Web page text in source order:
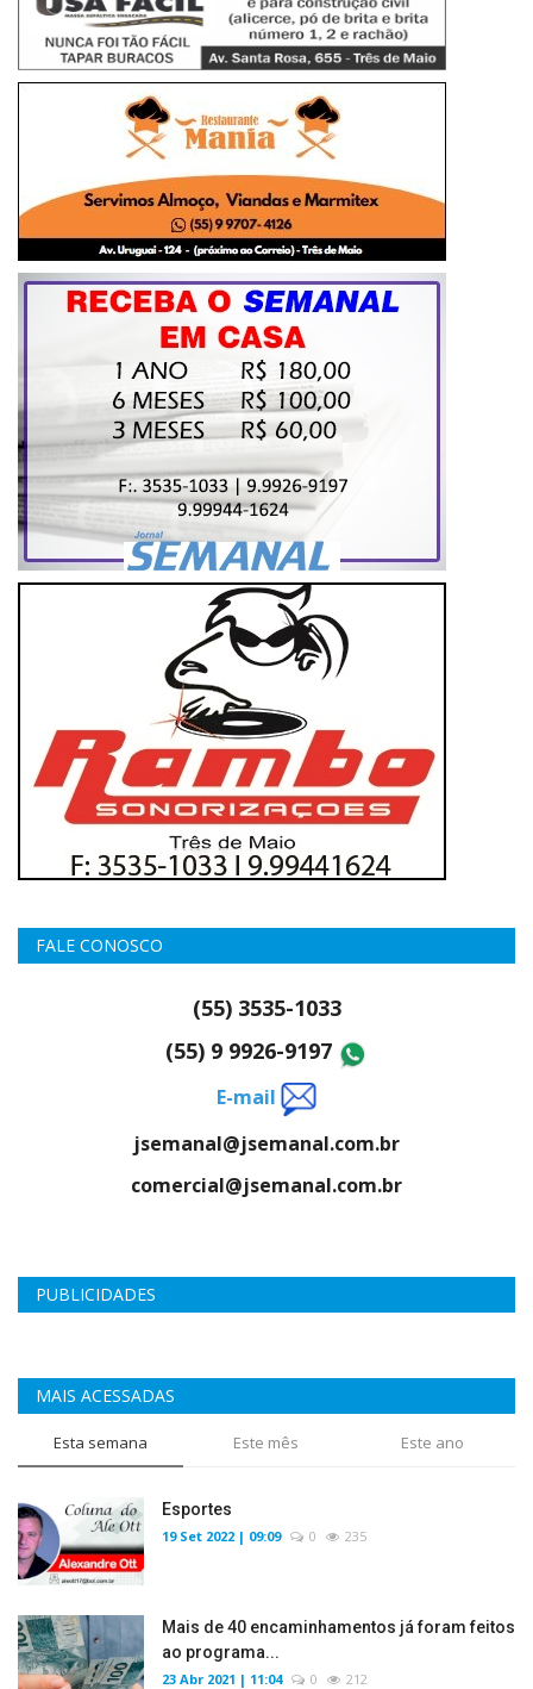
FALE CONOSCO
(55) 3535-1033
(55) 9 9926-9197
E-mail
jsemanal@jsemanal.com.br
comercial@jsemanal.com.br
PUBLICIDADES
MAIS ACESSADAS
Esta semana Este mês Este ano
Esportes
19 Set 2022 | 09:09 0 235
Mais de 40 encaminhamentos já foram feitos
ao programa...
23 Abr 2021 | 11:04 0 212